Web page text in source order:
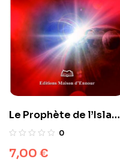
Le Prophète de l’Islam :
Envoyé de Dieu ou
0
7,00 €